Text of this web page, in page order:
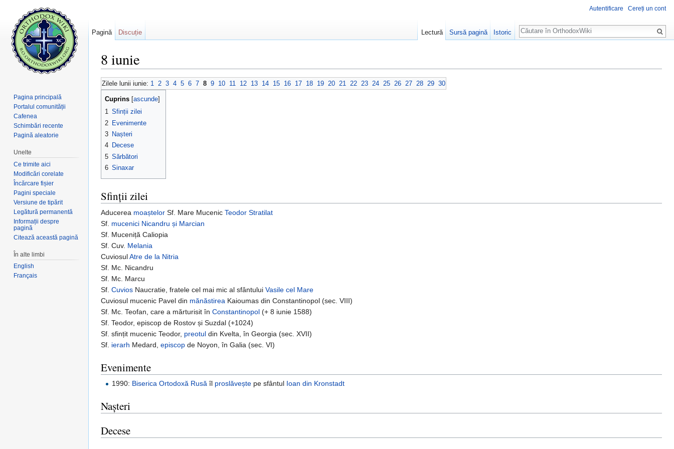
8 iunie
Zilele lunii iunie: 1 2 3 4 5 6 7 8 9 10 11 12 13 14 15 16 17 18 19 20 21 22 23 24 25 26 27 28 29 30
Cuprins ascunde
1 Sfinții zilei
2 Evenimente
3 Nașteri
4 Decese
5 Sărbători
6 Sinaxar
Sfinții zilei
Aducerea moaștelor Sf. Mare Mucenic Teodor Stratilat
Sf. mucenici Nicandru și Marcian
Sf. Muceniță Caliopia
Sf. Cuv. Melania
CuviosulAtre de la Nitria
Sf. Mc. Nicandru
Sf. Mc. Marcu
Sf. Cuvios Naucratie, fratele cel mai mic al sfântului Vasile cel Mare
Cuviosul mucenic Pavel din mănăstirea Kaioumas din Constantinopol (sec. VIII)
Sf. Mc. Teofan, care a mărturisit în Constantinopol (+ 8 iunie 1588)
Sf. Teodor, episcop de Rostov și Suzdal (+1024)
Sf. sfințit mucenic Teodor, preotul din Kvelta, în Georgia (sec. XVII)
Sf. ierarh Medard, episcop de Noyon, în Galia (sec. VI)
Evenimente
1990: Biserica Ortodoxă Rusă îl proslăvește pe sfântul Ioan din Kronstadt
Nașteri
Decese
Autentificare Cereți un cont
Pagină Discuție Lectură Sursă pagină Istoric
Căutare
Pagina principală
Portalul comunității
Cafenea
Schimbări recente
Pagină aleatorie
Unelte
Ce trimite aici
Modificări corelate
Încărcare fișier
Pagini speciale
Versiune de tipărit
Legătură permanentă
Informații despre
pagină
Citează această pagină
În alte limbi
English
Français